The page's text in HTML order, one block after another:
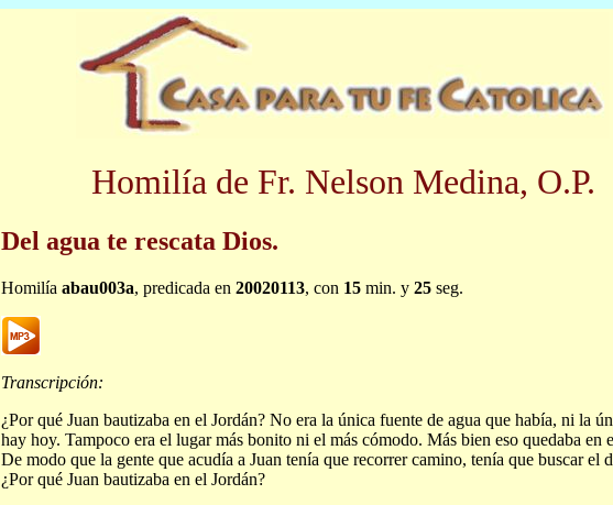
Homilía de Fr. Nelson Medina, O.P.
Del agua te rescata Dios.
Homilía abau003a, predicada en 20020113, con 15 min. y 25 seg.
Transcripción:
¿Por qué Juan bautizaba en el Jordán? No era la única fuente de agua que había, ni la
hay hoy. Tampoco era el lugar más bonito ni el más cómodo. Más bien eso quedaba en
De modo que la gente que acudía a Juan tenía que recorrer camino, tenía que buscar el
¿Por qué Juan bautizaba en el Jordán?